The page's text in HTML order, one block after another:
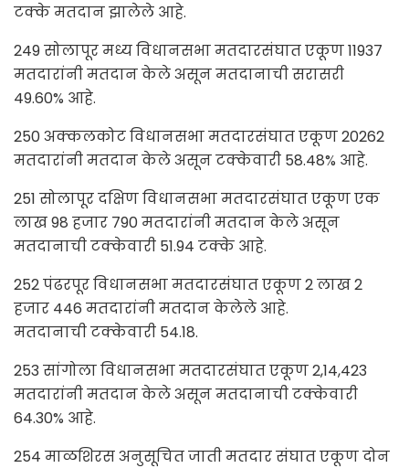
टक्के मतदान झालेले आहे.
249 सोलापूर मध्य विधानसभा मतदारसंघात एकूण 11937
मतदारांनी मतदान केले असून मतदानाची सरासरी
49.60% आहे.
250 अक्कलकोट विधानसभा मतदारसंघात एकूण 20262
मतदारांनी मतदान केले असून टक्केवारी 58.48% आहे.
251 सोलापूर दक्षिण विधानसभा मतदारसंघात एकूण एक
लाख 98 हजार 790 मतदारांनी मतदान केले असून
मतदानाची टक्केवारी 51.94 टक्के आहे.
252 पंढरपूर विधानसभा मतदारसंघात एकूण 2 लाख 2
हजार 446 मतदारांनी मतदान केलेले आहे.
मतदानाची टक्केवारी 54.18.
253 सांगोला विधानसभा मतदारसंघात एकूण 2,14,423
मतदारांनी मतदान केले असून मतदानाची टक्केवारी
64.30% आहे.
254 माळशिरस अनुसूचित जाती मतदार संघात एकूण दोन